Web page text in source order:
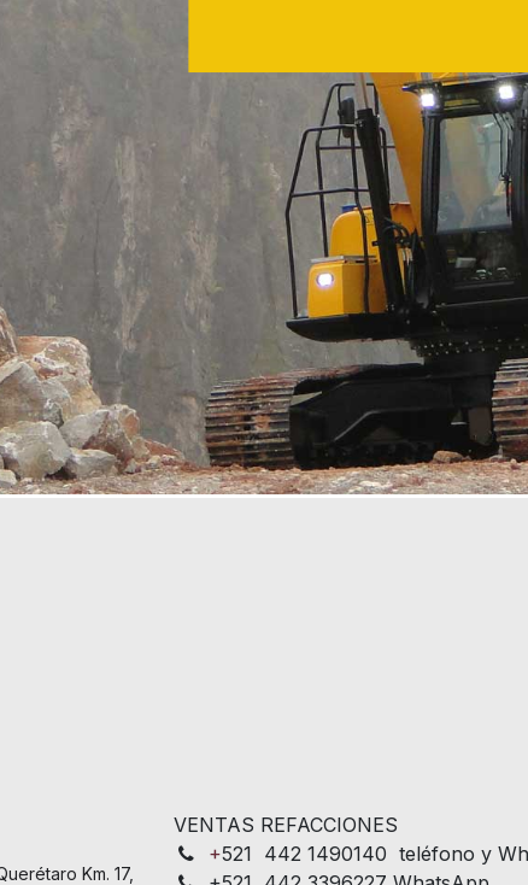
Km. 17,
VENTAS REFACCIONES
+521 442 1490140 teléfono y